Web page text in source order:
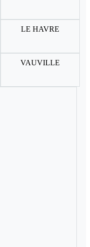
LE HAVRE
VAUVILLE